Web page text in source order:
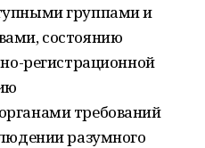
группами и
состоянию
регистрационной
требований
разумного